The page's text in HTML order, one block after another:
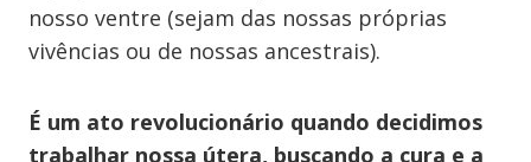
nosso ventre (sejam das nossas próprias
vivências ou de nossas ancestrais).
É um ato revolucionário quando decidimos
trabalhar nossa útera, buscando a cura e a